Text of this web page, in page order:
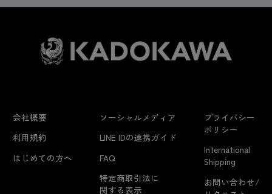
会社概要
利用規約
はじめての方へ
ソーシャルメディア
LINE IDの連携ガイド
FAQ
特定商取引法に
関する表示
プライバシー
ポリシー
International
Shipping
お問い合わせ/